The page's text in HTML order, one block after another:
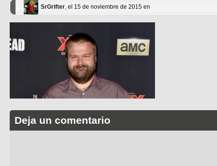
SrGrifter, el 15 de noviembre de 2015 en
Deja un comentario